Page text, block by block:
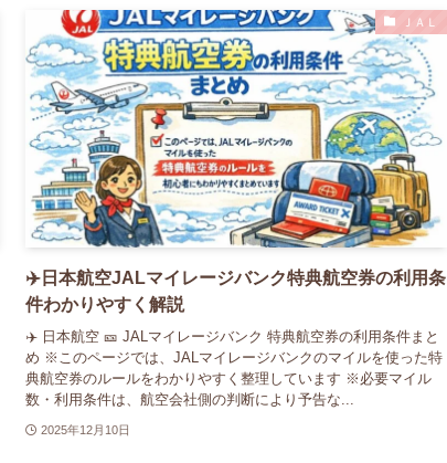
ＪＡＬ
✈️日本航空JALマイレージバンク特典航空券の利用条
件わかりやすく解説
✈️ 日本航空 🎫 JALマイレージバンク 特典航空券の利用条件まと
め ※このページでは、JALマイレージバンクのマイルを使った特
典航空券のルールをわかりやすく整理しています ※必要マイル
数・利用条件は、航空会社側の判断により予告な...
2025年12月10日